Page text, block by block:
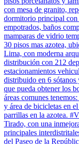
con mesa de granito,
dormitorio principal con
empotrados, baños
mamparas de vidrio
30 pisos mas azotea,
Lima, con moderna
distribución con 212
estacionamientos
distribuido en 6 sótanos
que pueda obtener los
áreas comunes
y área de bicicletas en
parrillas en la azotea.
Tirado, con una
principales
del Paseo de la